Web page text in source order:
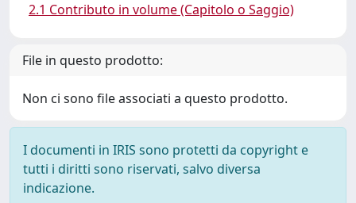
2.1 Contributo in volume (Capitolo o Saggio)
File in questo prodotto:
Non ci sono file associati a questo prodotto.
I documenti in IRIS sono protetti da copyright e
tutti i diritti sono riservati, salvo diversa
indicazione.